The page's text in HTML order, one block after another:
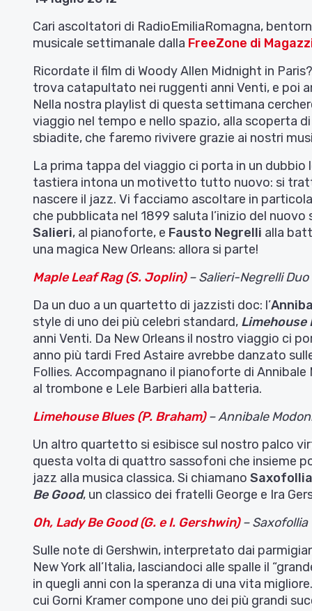
Cari ascoltatori di RadioEmiliaRomagna,
musicale settimanale dalla FreeZone di
Ricordate il film di Woody Allen Midnight in
trova catapultato nei ruggenti anni Venti, e poi
Nella nostra playlist di questa settimana
viaggio nel tempo e nello spazio, alla scoperta
sbiadite, che faremo rivivere grazie ai nostri
La prima tappa del viaggio ci porta in un dubbio
tastiera intona un motivetto tutto nuovo: si
nascere il jazz. Vi facciamo ascoltare in
che pubblicata nel 1899 saluta l’inizio del
Salieri, al pianoforte, e Fausto Negrelli alla
una magica New Orleans: allora si parte!
Maple Leaf Rag (S. Joplin)– Salieri-Negrelli Duo
Da un duo a un quartetto di jazzisti doc: l’
style di uno dei più celebri standard, Limehouse
anni Venti. Da New Orleans il nostro viaggio ci
anno più tardi Fred Astaire avrebbe danzato
Follies. Accompagnano il pianoforte di Annibale
al trombone e Lele Barbieri alla batteria.
Limehouse Blues (P. Braham)– Annibale
Un altro quartetto si esibisce sul nostro palco
questa volta di quattro sassofoni che insieme
jazz alla musica classica. Si chiamano Saxofollia
Be Good, un classico dei fratelli George e Ira
Oh, Lady Be Good (G. e I. Gershwin)– Saxofollia
Sulle note di Gershwin, interpretato dai
New York all’Italia, lasciandoci alle spalle il
in quegli anni con la speranza di una vita
cui Gorni Kramer compone uno dei più grandi